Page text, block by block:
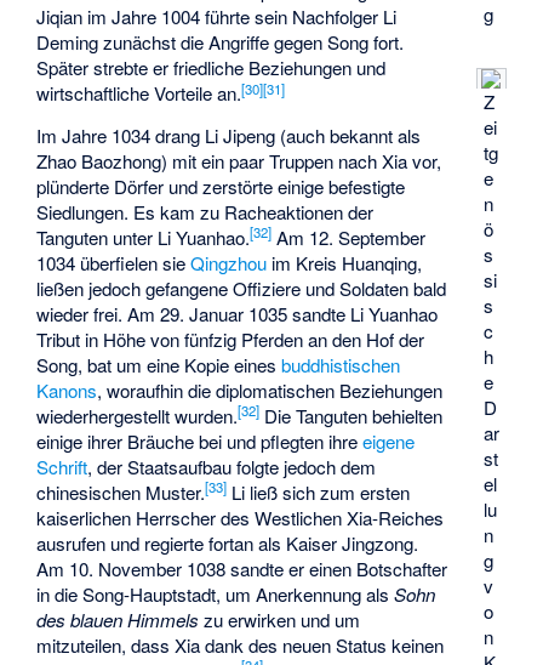
g
Z
ei
tg
e
n
ö
s
si
s
c
h
e
D
ar
st
el
lu
n
g
v
o
n
Jiqian im Jahre 1004 führte sein Nachfolger Li
Demingzunächst die Angriffe gegen Song fort.
Später strebte er friedliche Beziehungen und
wirtschaftliche Vorteile an.[30][31]
Im Jahre 1034 drang Li Jipeng (auch bekannt als
Zhao Baozhong) mit ein paar Truppen nach Xia vor,
plünderte Dörfer und zerstörte einige befestigte
Siedlungen. Es kam zu Racheaktionen der
Tanguten unter Li Yuanhao.[32] Am 12. September
1034 überfielen sieQingzhou im Kreis Huanqing,
ließen jedoch gefangene Offiziere und Soldaten bald
wieder frei. Am 29. Januar 1035 sandte Li Yuanhao
Tribut in Höhe von fünfzig Pferden an den Hof der
Song, bat um eine Kopie einesbuddhistischen
Kanons, woraufhin die diplomatischen Beziehungen
wiederhergestellt wurden.[32] Die Tanguten behielten
einige ihrer Bräuche bei und pflegten ihreeigene
Schrift, der Staatsaufbau folgte jedoch dem
chinesischen Muster.[33] Li ließ sich zum ersten
kaiserlichen Herrscher des Westlichen Xia-Reiches
ausrufen und regierte fortan als KaiserJingzong.
Am 10. November 1038 sandte er einen Botschafter
in die Song-Hauptstadt, um Anerkennung alsSohn
des blauen Himmels zu erwirken und um
mitzuteilen, dass Xia dank des neuen Status keinen